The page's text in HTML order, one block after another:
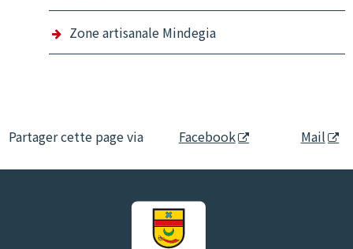
Zone artisanale Mindegia
Partager cette page via Facebook Mail